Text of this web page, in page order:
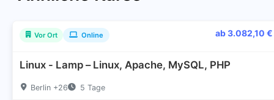
Vor Ort Online ab 3.082,10 €
Linux - Lamp – Linux, Apache, MySQL, PHP
Berlin +26 5 Tage